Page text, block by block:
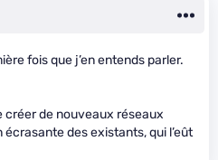
fois que j’en entends parler.
créer de nouveaux réseaux
des existants, qui l’eût